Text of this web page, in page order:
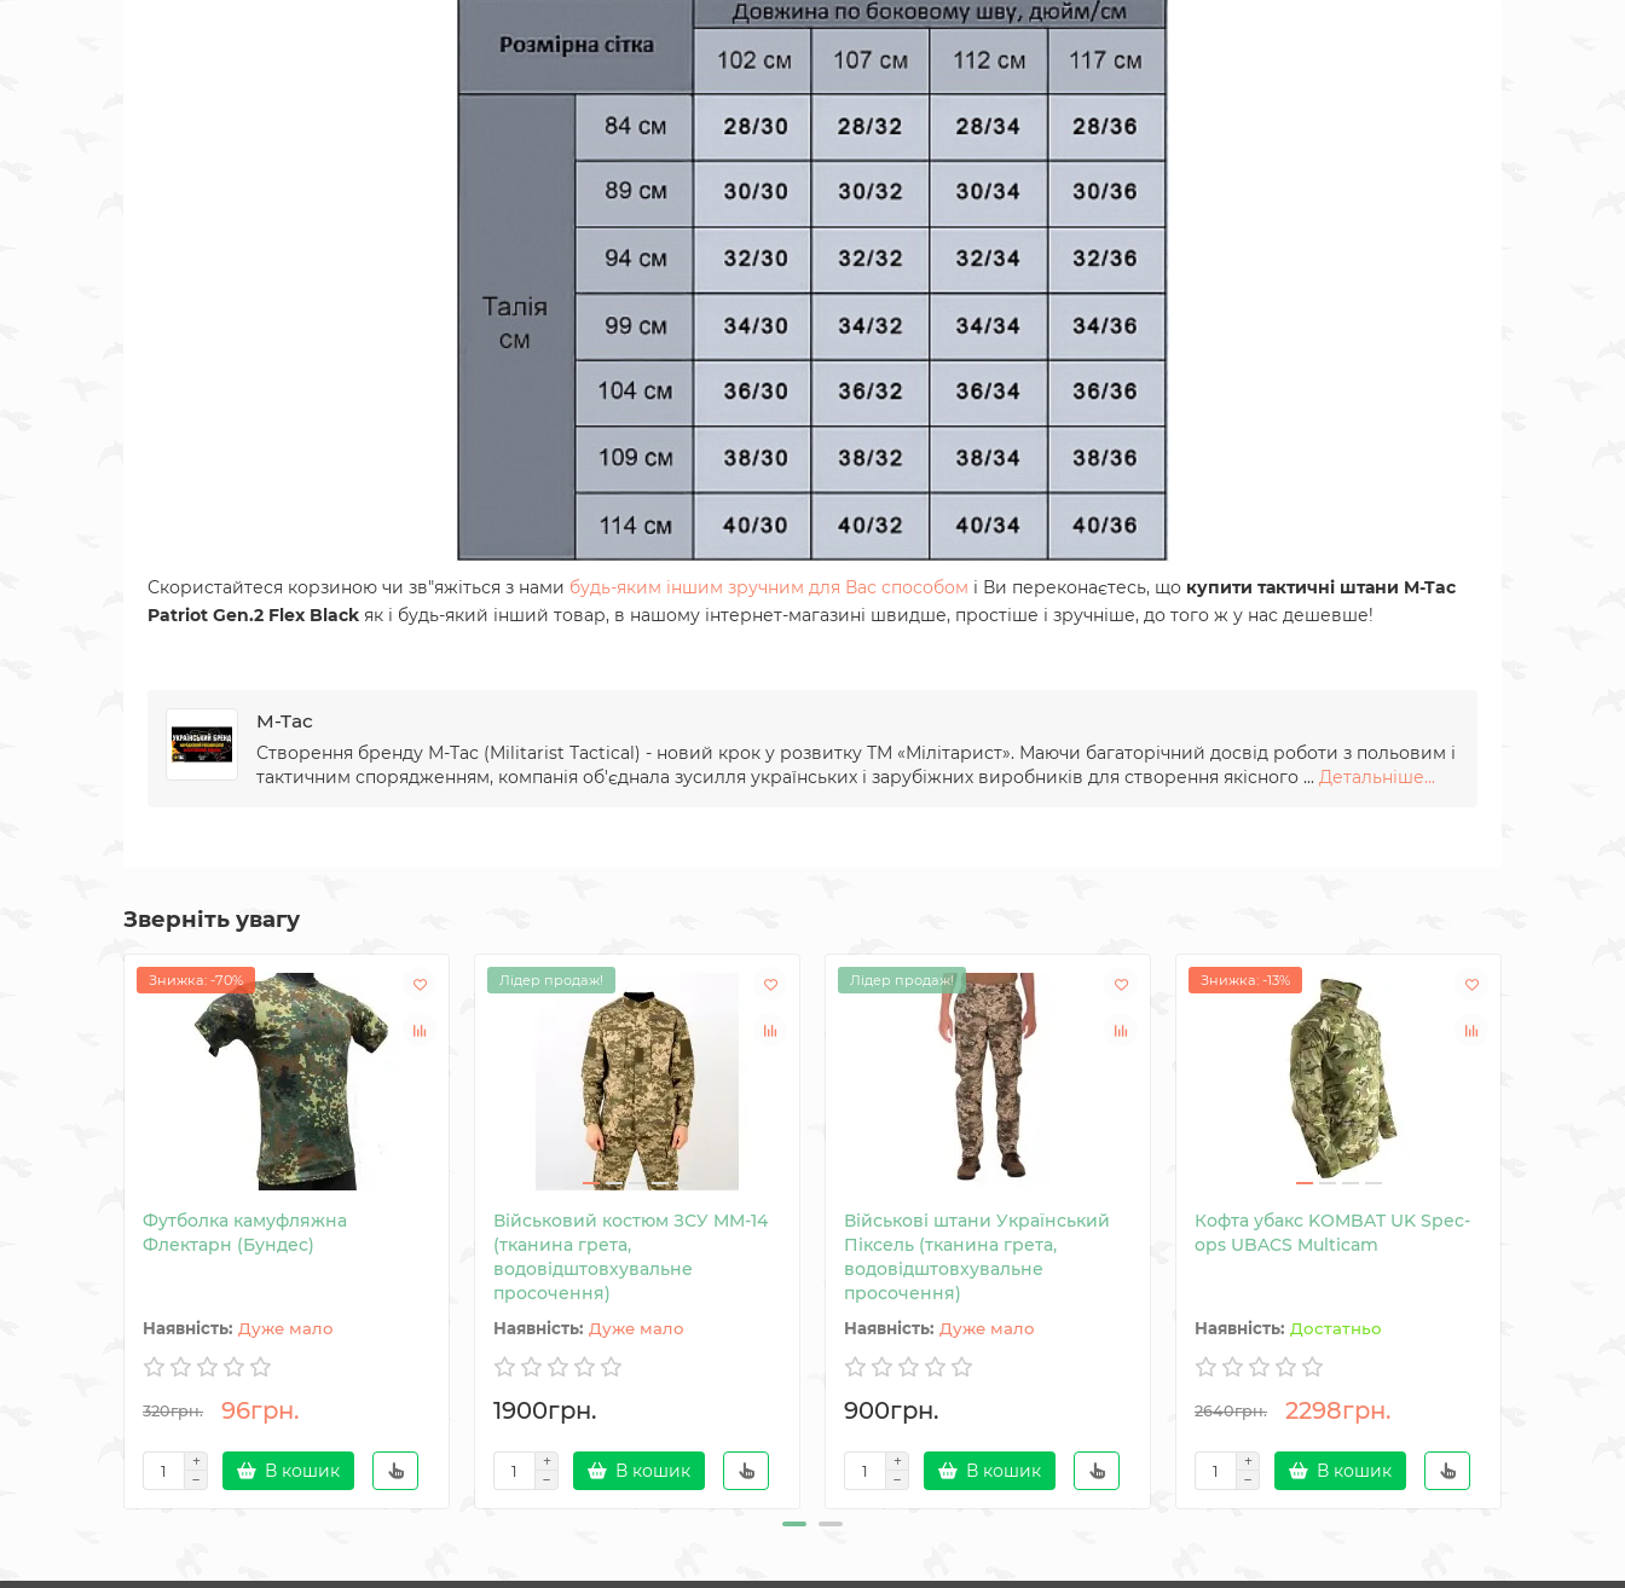
Скористайтеся корзиною чи зв"яжіться з нами будь-яким іншим зручним для Вас способом і Ви переконаєтесь, що купити тактичні штани M-Tac
Patriot Gen.2 Flex Black як і будь-який інший товар, в нашому інтернет-магазині швидше, простіше і зручніше, до того ж у нас дешевше!
M-Tac
Створення бренду М-Тас (Militarist Тactical) - новий крок у розвитку ТМ «Мілітарист». Маючи багаторічний досвід роботи з польовим і
тактичним спорядженням, компанія об'єднала зусилля українських і зарубіжних виробників для створення якісного ... Детальніше...
Зверніть увагу
Знижка: -70%
Футболка камуфляжна
Флектарн (Бундес)
Дуже мало
320грн. 96грн.
В кошик
Лідер продаж!
Військовий костюм ЗСУ MM-14
(тканина грета,
водовідштовхувальне
просочення)
Дуже мало
1900грн.
В кошик
Лідер продаж!
Військові штани Український
Піксель (тканина грета,
водовідштовхувальне
просочення)
Дуже мало
900грн.
В кошик
Знижка: -13%
Кофта убакс KOMBAT UK Spec-
ops UBACS Multicam
Достатньо
2640грн. 2298грн.
В кошик